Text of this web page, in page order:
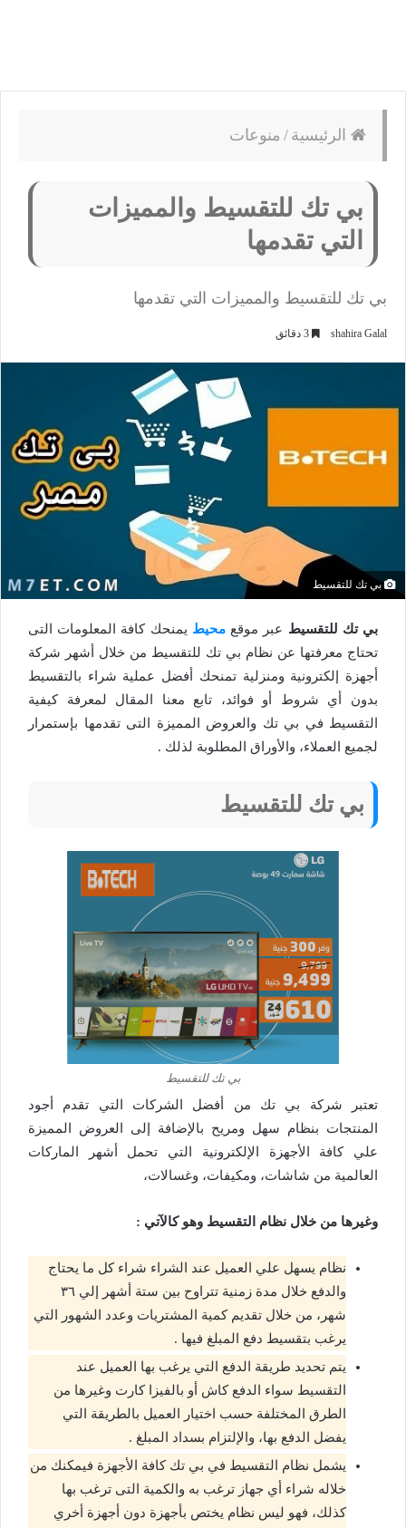
الرئيسية / منوعات
بي تك للتقسيط والمميزات
التي تقدمها
بي تك للتقسيط والمميزات التي تقدمها
shahira Galal
بي تك للتقسيط
بي تك للتقسيط عبر موقعمحيط يمنحك كافة المعلومات التى
تحتاج معرفتها عن نظام بي تك للتقسيط من خلال أشهر شركة
أجهزة إلكترونية ومنزلية تمنحك أفضل عملية شراء بالتقسيط
بدون أي شروط أو فوائد، تابع معنا المقال لمعرفة كيفية
التقسيط في بي تك والعروض المميزة التى تقدمها بإستمرار
لجميع العملاء، والأوراق المطلوبة لذلك .
بي تك للتقسيط
بي تك للتقسيط
تعتبر شركة بي تك من أفضل الشركات التي تقدم أجود
المنتجات بنظام سهل ومريح بالإضافة إلى العروض المميزة
علي كافة الأجهزة الإلكترونية التي تحمل أشهر الماركات
العالمية من شاشات، ومكيفات، وغسالات،
وغيرها من خلال نظام التقسيط وهو كالآتي :
نظام يسهل علي العميل عند الشراء شراء كل ما يحتاج
والدفع خلال مدة زمنية تتراوح بين ستة أشهر إلي ٣٦
شهر، من خلال تقديم كمية المشتريات وعدد الشهور التي
يرغب بتقسيط دفع المبلغ فيها .
يتم تحديد طريقة الدفع التي يرغب بها العميل عند
التقسيط سواء الدفع كاش أو بالفيزا كارت وغيرها من
الطرق المختلفة حسب اختيار العميل بالطريقة التي
يفضل الدفع بها، والإلتزام بسداد المبلغ .
يشمل نظام التقسيط في بي تك كافة الأجهزة فيمكنك من
خلاله شراء أي جهاز ترغب به والكمية التى ترغب بها
كذلك، فهو ليس نظام يختص بأجهزة دون أجهزة أخري